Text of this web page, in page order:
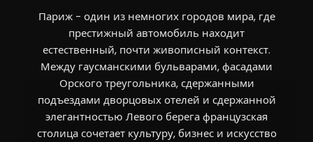
Париж - один из немногих городов мира, где
престижный автомобиль находит
естественный, почти живописный контекст.
Между гаусманскими бульварами, фасадами
Орского треугольника, сдержанными
подъездами дворцовых отелей и сдержанной
элегантностью Левого берега французская
столица сочетает культуру, бизнес и искусство